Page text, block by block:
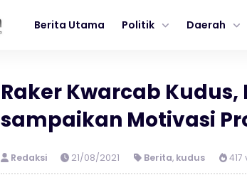
Berita Utama Politik Daerah
Raker Kwarcab
sampaikan Motivasi
Redaksi 21/08/2021 Berita, kudus 417